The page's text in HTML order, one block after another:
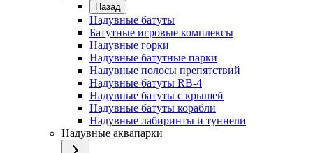
Назад
Надувные батуты
Батутные игровые комплексы
Надувные горки
Надувные батутные парки
Надувные полосы препятствий
Надувные батуты RB-4
Надувные батуты с крышей
Надувные батуты корабли
Надувные лабиринты и туннели
Надувные аквапарки